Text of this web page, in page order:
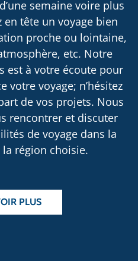
semaine voire plus
en tête un voyage bien
proche ou lointaine,
etc. Notre
est à votre écoute pour
votre voyage; n’hésitez
de vos projets. Nous
rencontrer et discuter
de voyage dans la
région choisie.
PLUS